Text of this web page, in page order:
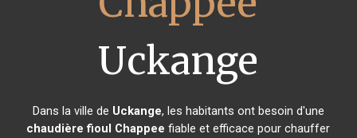
Uckange
Dans la ville de Uckange, les habitants ont besoin d'une
chaudière fioul Chappee fiable et efficace pour chauffer